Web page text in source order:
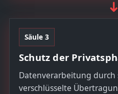
➜
Säule 3
Schutz der
Datenverarbeitung durch
verschlüsselte